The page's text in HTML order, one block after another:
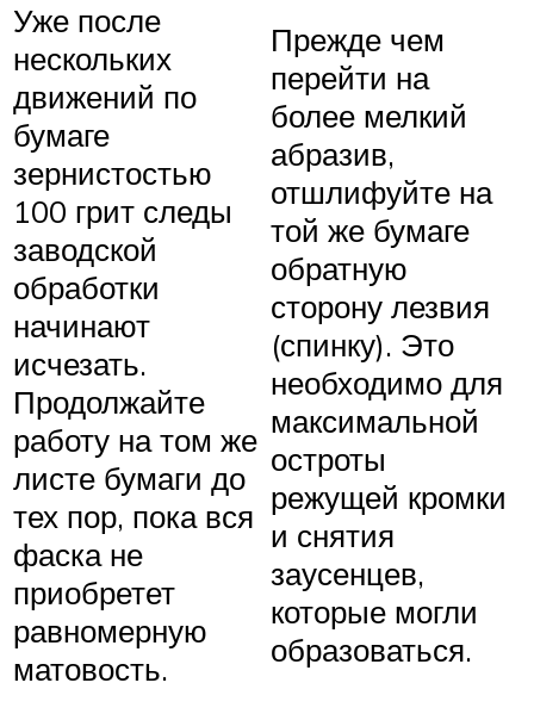
Уже после
нескольких
движений по
бумаге
зернистостью
100 грит следы
заводской
обработки
начинают
исчезать.
Продолжайте
работу на том же
листе бумаги до
тех пор, пока вся
фаска не
приобретет
равномерную
матовость.
Прежде чем
перейти на
более мелкий
абразив,
отшлифуйте на
той же бумаге
обратную
сторону лезвия
(спинку). Это
необходимо для
максимальной
остроты
режущей кромки
и снятия
заусенцев,
которые могли
образоваться.